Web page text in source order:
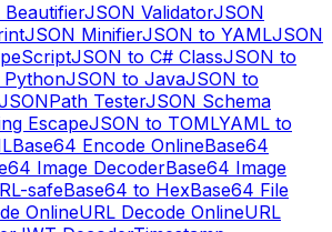
JSON ValidatorJSON
JSON MinifierJSON to YAMLJSON
JSON to C# ClassJSON to
JSON to JavaJSON to
TesterJSON Schema
EscapeJSON to TOMLYAML to
Base64 Encode OnlineBase64
Image DecoderBase64 Image
safeBase64 to HexBase64 File
OnlineURL Decode OnlineURL